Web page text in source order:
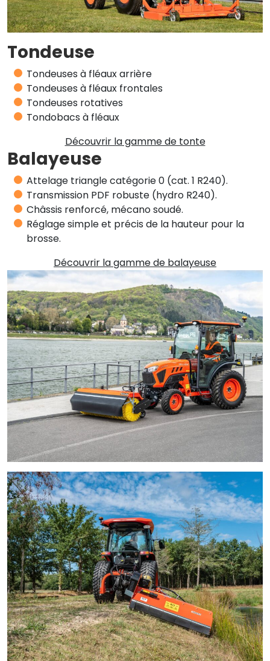
Tondeuse
Tondeuses à fléaux arrière
Tondeuses à fléaux frontales
Tondeuses rotatives
Tondobacs à fléaux
Découvrir la gamme de tonte
Balayeuse
Attelage triangle catégorie 0 (cat. 1 R240).
Transmission PDF robuste (hydro R240).
Châssis renforcé, mécano soudé.
Réglage simple et précis de la hauteur pour la
brosse.
Découvrir la gamme de balayeuse